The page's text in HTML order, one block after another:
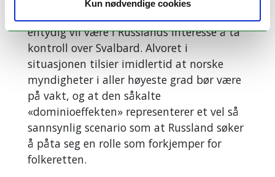
Kun nødvendige cookies
entydig vil være i Russlands interesse å ta
kontroll over Svalbard. Alvoret i
situasjonen tilsier imidlertid at norske
myndigheter i aller høyeste grad bør være
på vakt, og at den såkalte
«dominioeffekten» representerer et vel så
sannsynlig scenario som at Russland søker
å påta seg en rolle som forkjemper for
folkeretten.